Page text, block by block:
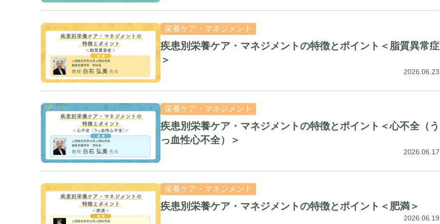
栄養ケア・マネジメント
疾患別栄養ケア・マネジメントの特徴とポイント＜脂質異常症
＞
2026.06.23
栄養ケア・マネジメント
疾患別栄養ケア・マネジメントの特徴とポイント＜心不全（う
っ血性心不全）＞
2026.06.17
栄養ケア・マネジメント
疾患別栄養ケア・マネジメントの特徴とポイント＜肥満＞
2026.06.19